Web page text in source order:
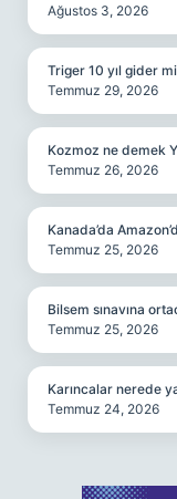
Ağustos 3, 2026
Triger 10 yıl gider
Temmuz 29, 2026
Kozmoz ne demek
Temmuz 26, 2026
Kanada’da
Temmuz 25, 2026
Bilsem sınavına
Temmuz 25, 2026
Karıncalar nerede
Temmuz 24, 2026